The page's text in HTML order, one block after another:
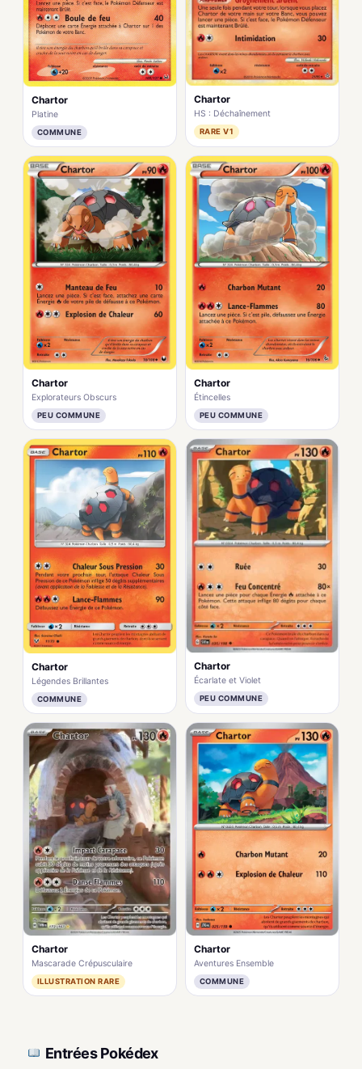
Chartor
Platine
COMMUNE
Chartor
HS : Déchaînement
RARE V1
Chartor
Explorateurs Obscurs
PEU COMMUNE
Chartor
Étincelles
PEU COMMUNE
Chartor
Légendes Brillantes
COMMUNE
Chartor
Écarlate et Violet
PEU COMMUNE
Chartor
Mascarade Crépusculaire
ILLUSTRATION RARE
Chartor
Aventures Ensemble
COMMUNE
Entrées Pokédex